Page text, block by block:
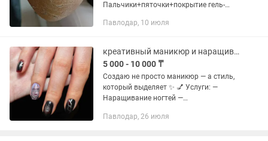
Пальчики+пяточки+покрытие гель-
Мужской маникюр- 4000 Обработка
зависимости от...
Павлодар, 10 июля
креативный маникюр и наращивание / Павлодар
5 000 - 10 000 ₸
Создаю не просто маникюр — а стиль,
который выделяет ✨ 💅 Услуги: —
Наращивание ногтей —
Креативные дизайны (сложная
Павлодар, 26 июля